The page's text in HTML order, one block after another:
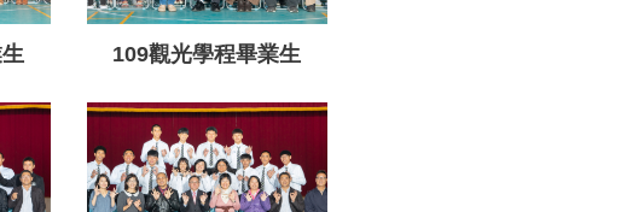
109觀光學程畢業生